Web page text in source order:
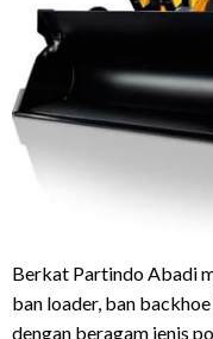
Berkat Partindo Abadi
ban loader, ban
dengan beragam jenis